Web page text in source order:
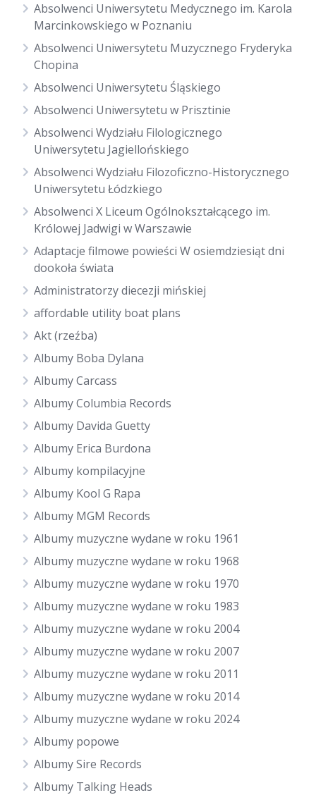
Absolwenci Uniwersytetu Medycznego im. Karola
Marcinkowskiego w Poznaniu
Absolwenci Uniwersytetu Muzycznego Fryderyka
Chopina
Absolwenci Uniwersytetu Śląskiego
Absolwenci Uniwersytetu w Prisztinie
Absolwenci Wydziału Filologicznego
Uniwersytetu Jagiellońskiego
Absolwenci Wydziału Filozoficzno-Historycznego
Uniwersytetu Łódzkiego
Absolwenci X Liceum Ogólnokształcącego im.
Królowej Jadwigi w Warszawie
Adaptacje filmowe powieści W osiemdziesiąt dni
dookoła świata
Administratorzy diecezji mińskiej
affordable utility boat plans
Akt (rzeźba)
Albumy Boba Dylana
Albumy Carcass
Albumy Columbia Records
Albumy Davida Guetty
Albumy Erica Burdona
Albumy kompilacyjne
Albumy Kool G Rapa
Albumy MGM Records
Albumy muzyczne wydane w roku 1961
Albumy muzyczne wydane w roku 1968
Albumy muzyczne wydane w roku 1970
Albumy muzyczne wydane w roku 1983
Albumy muzyczne wydane w roku 2004
Albumy muzyczne wydane w roku 2007
Albumy muzyczne wydane w roku 2011
Albumy muzyczne wydane w roku 2014
Albumy muzyczne wydane w roku 2024
Albumy popowe
Albumy Sire Records
Albumy Talking Heads